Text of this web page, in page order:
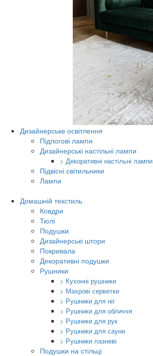
Дизайнерське освітлення
Підлогові лампи
Дизайнерські настільні лампи
> Декоративні настільні лампи
Підвісні світильники
Лампи
Домашній текстиль
Ковдри
Тюлі
Подушки
Дизайнерські штори
Покривала
Декоративні подушки
Рушники
> Кухонні рушники
> Махрові серветки
> Рушники для ніг
> Рушники для обличчя
> Рушники для рук
> Рушники для сауни
> Рушники лазневі
Подушки на стільці